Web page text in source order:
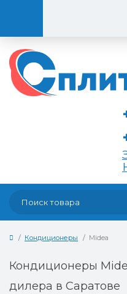
Кондиционеры Midea
Кондиционеры
дилера в Саратове